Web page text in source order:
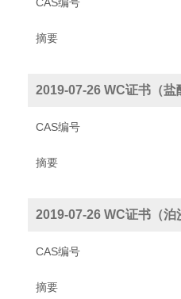
摘要
2019-07-26 WC证书（盐
CAS编号
摘要
2019-07-26 WC证书（泊
CAS编号
摘要